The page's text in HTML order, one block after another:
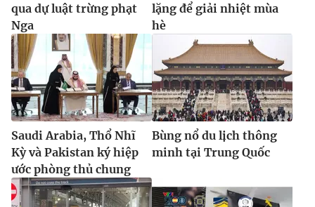
qua dự luật trừng phạt
Nga
lặng để giải nhiệt mùa
hè
Saudi Arabia, Thổ Nhĩ
Kỳ và Pakistan ký hiệp
ước phòng thủ chung
Bùng nổ du lịch thông
minh tại Trung Quốc